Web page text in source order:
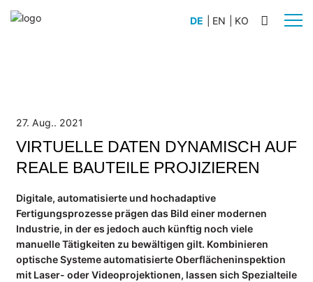
Anlagenbau
Schienenfahrzeugbau
PRODUKTE
WERKLICHT PRO L
WERKLICHT PRO S
DE EN KO
27. Aug.. 2021
VIRTUELLE DATEN DYNAMISCH AUF
REALE BAUTEILE PROJIZIEREN
Digitale, automatisierte und hochadaptive
Fertigungsprozesse prägen das Bild einer modernen
Industrie, in der es jedoch auch künftig noch viele
manuelle Tätigkeiten zu bewältigen gilt. Kombinieren
optische Systeme automatisierte Oberflächeninspektion
mit Laser- oder Videoprojektionen, lassen sich Spezialteile